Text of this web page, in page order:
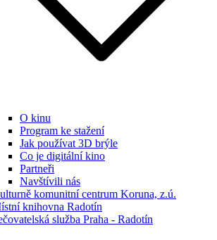
O kinu
Program ke stažení
Jak používat 3D brýle
Co je digitální kino
Partneři
Navštívili nás
komunitní centrum Koruna, z.ú.
knihovna Radotín
služba Praha - Radotín